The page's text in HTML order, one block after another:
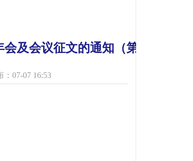
及会议征文的通知（第一轮）
：07-07 16:53